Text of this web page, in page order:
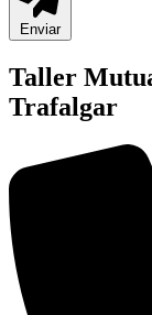
Enviar
Taller
Trafalgar